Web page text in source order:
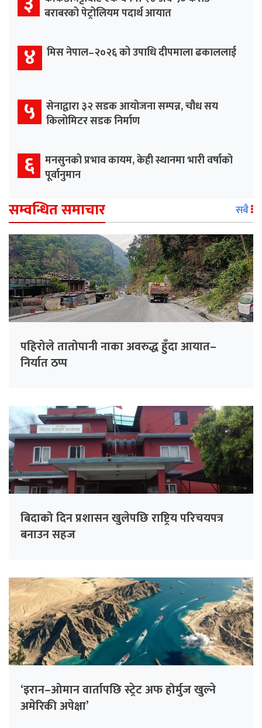
बराबरको पेट्रोलियम पदार्थ आयात
४ मिस नेपाल–२०२६ को उपाधि दीपमाला ढकाललाई
५ सेनाद्वारा ३२ सडक आयोजना सम्पन्न, चौध सय
किलोमिटर सडक निर्माण
६ मनसुनको प्रभाव कायम, केही स्थानमा भारी वर्षाको
पूर्वानुमान
सम्वन्धित समाचार सबै
पहिरोले तातोपानी नाका अवरुद्ध हुँदा आयात–
निर्यात ठप्प
बिदाको दिन प्रशासन खुलेपछि राष्ट्रिय परिचयपत्र
बनाउन सहज
‘इरान–ओमान वार्तापछि स्ट्रेट अफ होर्मुज खुल्ने
अमेरिकी अपेक्षा’